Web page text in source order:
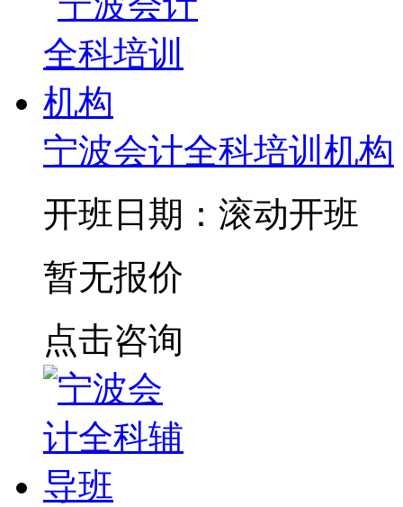
宁波会计全科培训机构
开班日期：滚动开班
暂无报价
点击咨询